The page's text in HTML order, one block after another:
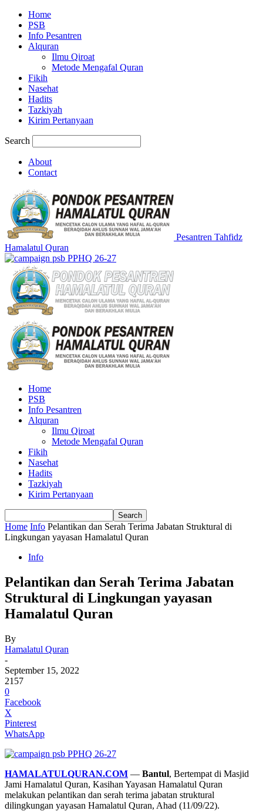
Home
PSB
Info Pesantren
Alquran
Ilmu Qiroat
Metode Mengafal Quran
Fikih
Nasehat
Hadits
Tazkiyah
Kirim Pertanyaan
Search
About
Contact
Pesantren Tahfidz
Hamalatul Quran
Home
PSB
Info Pesantren
Alquran
Ilmu Qiroat
Metode Mengafal Quran
Fikih
Nasehat
Hadits
Tazkiyah
Kirim Pertanyaan
Home Info Pelantikan dan Serah Terima Jabatan Struktural di
Lingkungan yayasan Hamalatul Quran
Info
Pelantikan dan Serah Terima Jabatan
Struktural di Lingkungan yayasan
Hamalatul Quran
By
Hamalatul Quran
-
September 15, 2022
2157
0
Facebook
X
Pinterest
WhatsApp
HAMALATULQURAN.COM — Bantul, Bertempat di Masjid
Jami Hamalatul Quran, Kasihan Yayasan Hamalatul Quran
melakukan pelantikan dan serah terima jabatan struktural
dilingkungan yayasan Hamalatul Quran, Ahad (11/09/22).